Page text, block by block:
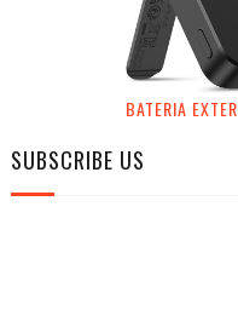
BATERIA
SUBSCRIBE US